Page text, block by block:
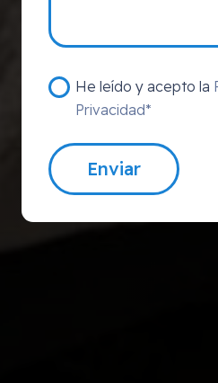
He leído y acepto la
Privacidad*